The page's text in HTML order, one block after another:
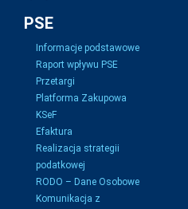
PSE
Informacje podstawowe
Raport wpływu PSE
Przetargi
Platforma Zakupowa
KSeF
Efaktura
Realizacja strategii
podatkowej
RODO – Dane Osobowe
Komunikacja z